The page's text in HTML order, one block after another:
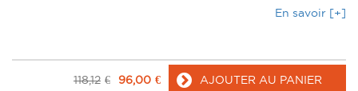
En savoir [+]
118,12 € 96,00 € AJOUTER AU PANIER